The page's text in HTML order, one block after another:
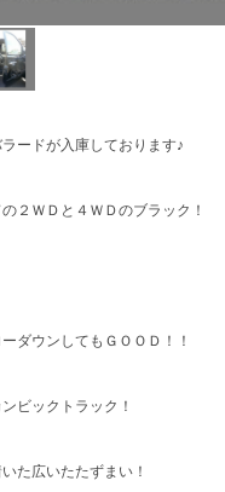
ードが入庫しております♪
２ＷＤと４ＷＤのブラック！
ダウンしてもＧＯＯＤ！！
ビックトラック！
た広いたたずまい！